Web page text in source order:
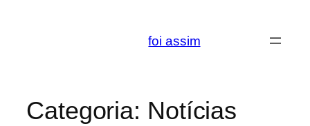
foi assim
Categoria: Notícias